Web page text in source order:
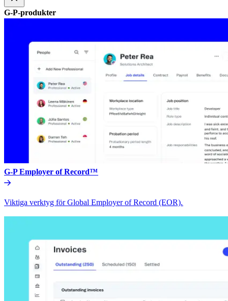
G-P-produkter​​
G-P Employer of Record™​​
Viktiga verktyg för Global Employer of Record (EOR).​​